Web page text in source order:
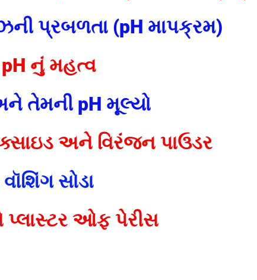
પ્રબળતા (pH માપક્રમ)
pH નું મહત્વ
અને તેમની pH મૂલ્યો
અને વિરંજન પાઉડર
સોડા
ઓફ પેરીસ